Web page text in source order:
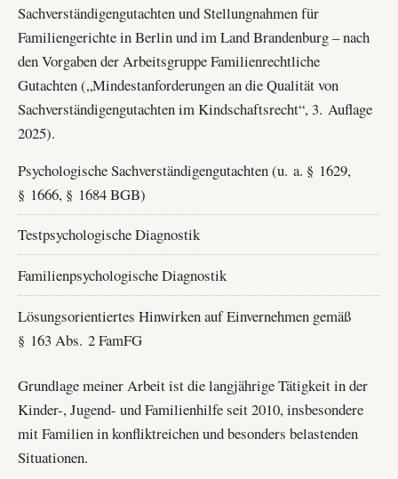
Sachverständigengutachten und Stellungnahmen für
Familiengerichte in Berlin und im Land Brandenburg – nach
den Vorgaben der Arbeitsgruppe Familienrechtliche
Gutachten („Mindestanforderungen an die Qualität von
Sachverständigengutachten im Kindschaftsrecht“, 3. Auflage
2025).
Psychologische Sachverständigengutachten (u. a. § 1629,
§ 1666, § 1684 BGB)
Testpsychologische Diagnostik
Familienpsychologische Diagnostik
Lösungsorientiertes Hinwirken auf Einvernehmen gemäß
§ 163 Abs. 2 FamFG
Grundlage meiner Arbeit ist die langjährige Tätigkeit in der
Kinder-, Jugend- und Familienhilfe seit 2010, insbesondere
mit Familien in konfliktreichen und besonders belastenden
Situationen.